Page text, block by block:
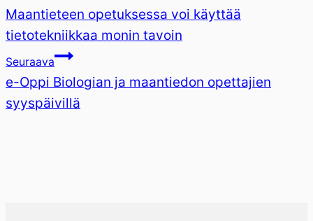
Maantieteen opetuksessa voi käyttää
tietotekniikkaa monin tavoin
Seuraava
e-Oppi Biologian ja maantiedon opettajien
syyspäivillä